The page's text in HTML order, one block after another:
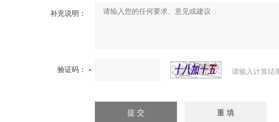
补充说明：
验证码： 请输入计算结